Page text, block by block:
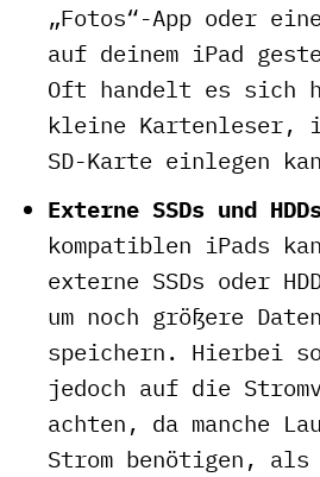
„Fotos“-App oder
auf deinem iPad
Oft handelt es sich
kleine Kartenleser,
SD-Karte einlegen
Externe SSDs und
kompatiblen iPads
externe SSDs oder
um noch größere
speichern. Hierbei
jedoch auf die
achten, da manche
Strom benötigen, als